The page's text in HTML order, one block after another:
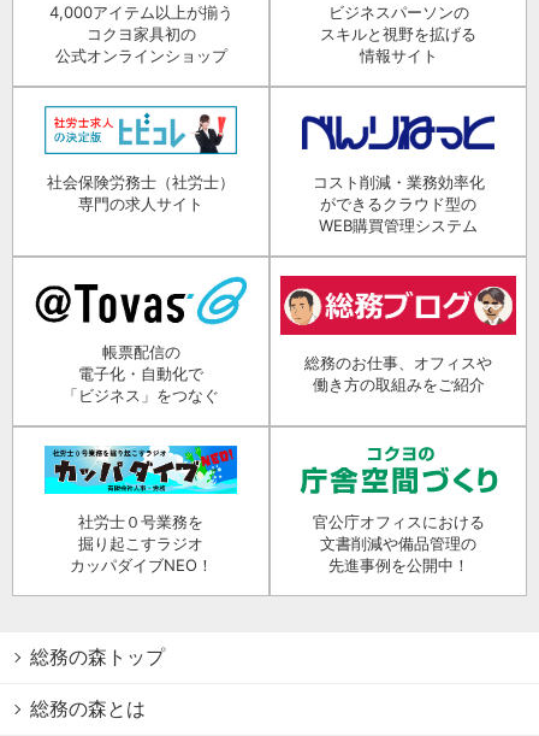
4,000アイテム以上が揃う
コクヨ家具初の
公式オンラインショップ
ビジネスパーソンの
スキルと視野を拡げる
情報サイト
社会保険労務士（社労士）
専門の求人サイト
コスト削減・業務効率化
ができるクラウド型の
WEB購買管理システム
帳票配信の
電子化・自動化で
「ビジネス」をつなぐ
総務のお仕事、オフィスや
働き方の取組みをご紹介
社労士０号業務を
掘り起こすラジオ
カッパダイブNEO！
官公庁オフィスにおける
文書削減や備品管理の
先進事例を公開中！
総務の森トップ
総務の森とは